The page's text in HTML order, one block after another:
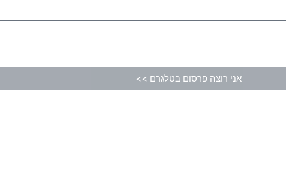
אני רוצה פרסום בטלגרם >>